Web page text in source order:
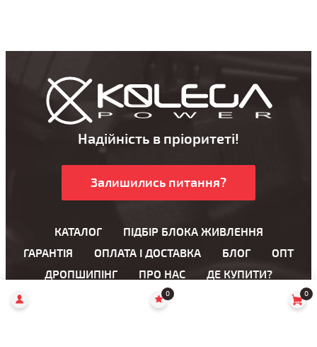
0 0
Надійність в пріоритеті!
Залишились питання?
КАТАЛОГ
ПІДБІР БЛОКА ЖИВЛЕННЯ
ГАРАНТІЯ
ОПЛАТА І ДОСТАВКА БЛОГ
ОПТ
ДРОПШИПІНГ
ПРО НАС ДЕ КУПИТИ?
Блоки живлення для ноутбука